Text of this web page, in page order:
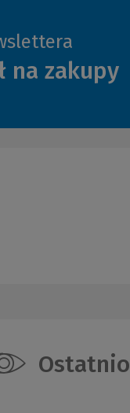
na zakupy